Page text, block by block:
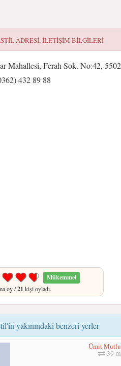
ADRESI, ILETIŞIM BILGILERI
Mahallesi, Ferah Sok. No:42,
432 89 88
Mükemmel
oy /21 kişi oyladı.
yakınındaki benzeri yerler
Ümit
39